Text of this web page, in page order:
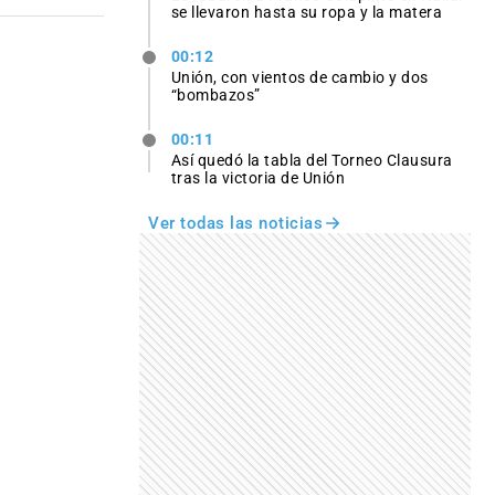
se llevaron hasta su ropa y la matera
00:12
Unión, con vientos de cambio y dos
“bombazos”
00:11
Así quedó la tabla del Torneo Clausura
tras la victoria de Unión
Ver todas las noticias